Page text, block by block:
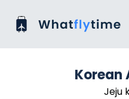
Korean
Jeju